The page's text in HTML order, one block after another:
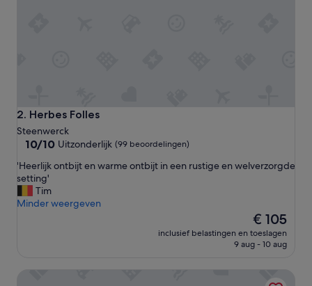
2. Herbes Folles
Herbes Folles
Steenwerck
10.0
10,
Uitzonderlijk,
(99
beoordelingen)
10/10 Uitzonderlijk (99 beoordelingen)
'
H
e
'Heerlijk ontbijt en warme ontbijt in een rustige en welverzorgde
setting'
Tim
Minder weergeven
De
prijs
is
€ 105
inclusief belastingen en toeslagen
9 aug - 10 aug